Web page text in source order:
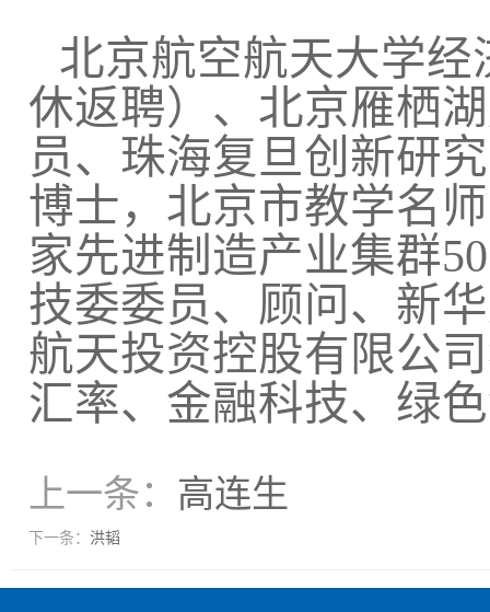
北京航空航天大学
休返聘）、北京雁栖
员、珠海复旦创新研
博士，北京市教学名
家先进制造产业集群
技委委员、顾问、新
航天投资控股有限公
汇率、金融科技、绿
上一条： 高连生
下一条： 洪韬